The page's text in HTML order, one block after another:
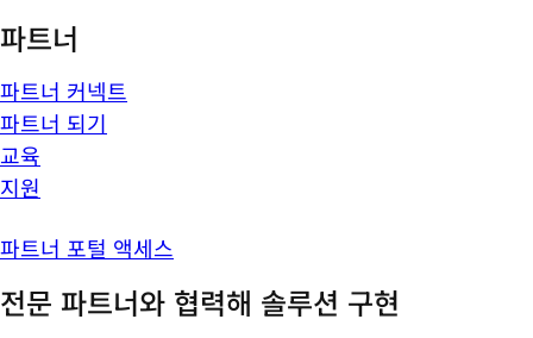
파트너
파트너 커넥트
파트너 되기
교육
지원
파트너 포털 액세스
전문 파트너와 협력해 솔루션 구현